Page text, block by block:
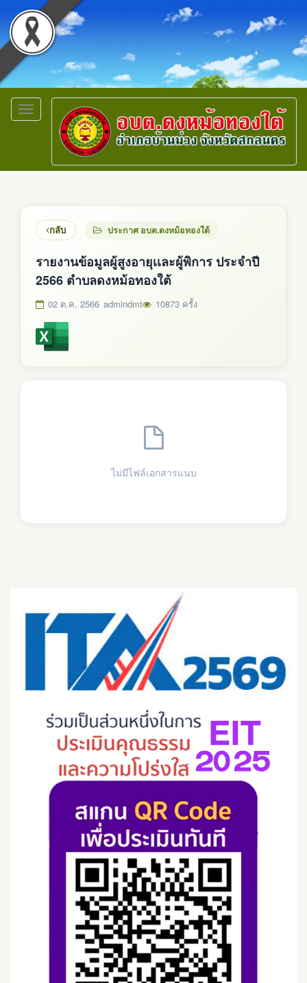
Toggle
navigation
กลับ ประกาศ อบต.ดงหม้อทองใต้
รายงานข้อมูลผู้สูงอายุเเละผู้พิการ ประจำปี
2566 ตำบลดงหม้อทองใต้
02 ต.ค. 2566 admindmt 10873 ครั้ง
ไม่มีไฟล์เอกสารแนบ